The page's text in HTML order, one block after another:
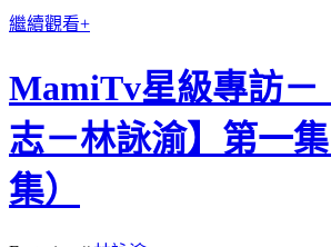
繼續觀看+
MamiTv星級專訪－
志－林詠渝】第一
集）